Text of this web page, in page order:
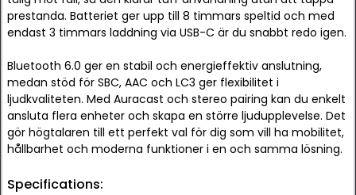
prestanda. Batteriet ger upp till 8 timmars speltid och med
endast 3 timmars laddning via USB-C är du snabbt redo igen.
Bluetooth 6.0 ger en stabil och energieffektiv anslutning,
medan stöd för SBC, AAC och LC3 ger flexibilitet i
ljudkvaliteten. Med Auracast och stereo pairing kan du enkelt
ansluta flera enheter och skapa en större ljudupplevelse. Det
gör högtalaren till ett perfekt val för dig som vill ha mobilitet,
hållbarhet och moderna funktioner i en och samma lösning.
Specifications: